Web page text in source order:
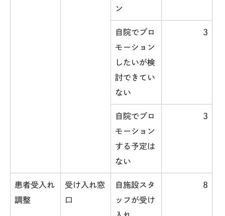
ン
自院でプロ
モーション
したいが検
討できてい
ない
3
自院でプロ
モーション
する予定は
ない
3
患者受入れ
調整
受け入れ窓
口
自施設スタ
ッフが受け
8